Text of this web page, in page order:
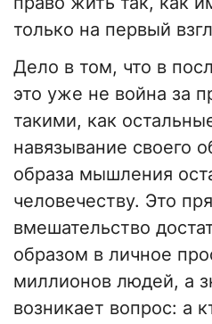
только на первый
Дело в том, что в
это уже не война за
такими, как
навязывание своего
образа мышления
человечеству. Это
вмешательство
образом в личное
миллионов людей, а
возникает вопрос: а